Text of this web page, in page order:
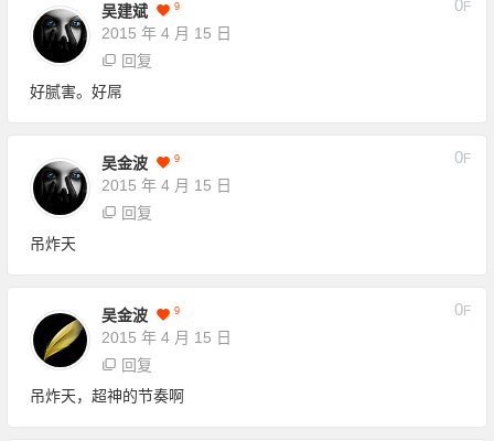
吴建斌 9
2015 年 4 月 15 日
0F
回复
好腻害。好屌
吴金波 9
2015 年 4 月 15 日
0F
回复
吊炸天
吴金波 9
2015 年 4 月 15 日
0F
回复
吊炸天，超神的节奏啊